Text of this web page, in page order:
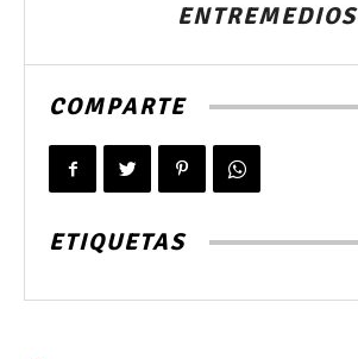
ENTREMEDIOS
COMPARTE
ETIQUETAS